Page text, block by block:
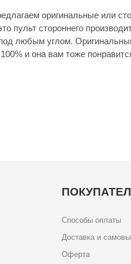
оригинальные или
пульт стороннего
любым углом.
и она вам тоже
Способы оплаты
Доставка и
Оферта